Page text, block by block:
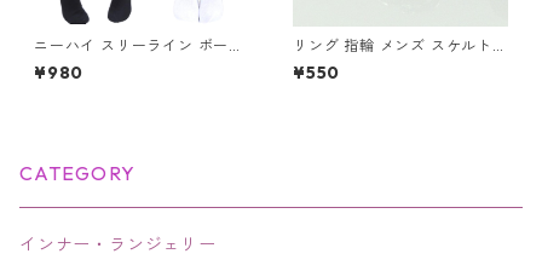
ニーハイ スリーライン ボーダ
ー ソックス ニーハイソックス
¥980
リング 指輪 メンズ スケルトン
ハンド スカルハンド アンティ
ーク シルバー アクセサリー
¥550
CATEGORY
インナー・ランジェリー